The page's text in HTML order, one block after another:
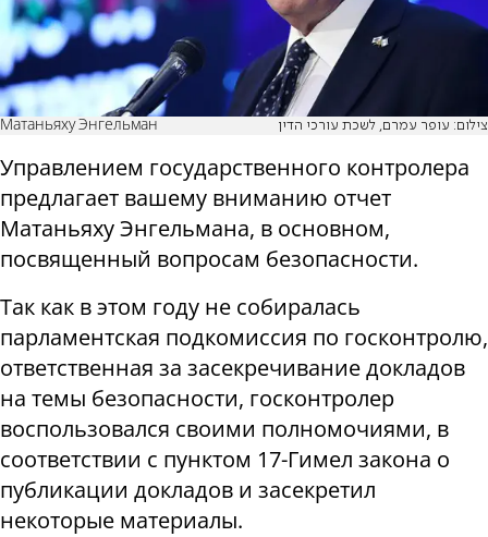
Матаньяху Энгельман צילום: עופר עמרם, לשכת עורכי הדין
Управлением государственного контролера
предлагает вашему вниманию отчет
Матаньяху Энгельмана, в основном,
посвященный вопросам безопасности.
Так как в этом году не собиралась
парламентская подкомиссия по госконтролю,
ответственная за засекречивание докладов
на темы безопасности, госконтролер
воспользовался своими полномочиями, в
соответствии с пунктом 17-Гимел закона о
публикации докладов и засекретил
некоторые материалы.